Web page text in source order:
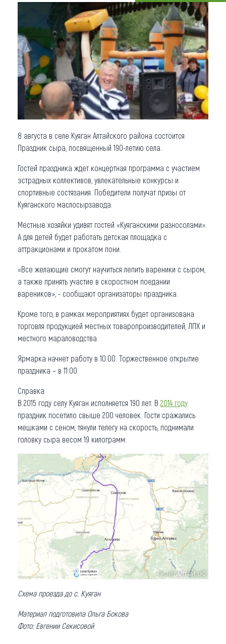
Что привезти (сувениры)
О регионе
Коллекция впечатлений
Другие рубрики
8 августа в селе Куяган Алтайского района состоится
Праздник сыра, посвященный 190-летию села.
Гостей праздника ждет концертная программа с участием
эстрадных коллективов, увлекательные конкурсы и
спортивные состязания. Победители получат призы от
Куяганского маслосырзавода.
Местные хозяйки удивят гостей «Куяганскими разносолами».
А для детей будет работать детская площадка с
аттракционами и прокатом пони.
«Все желающие смогут научиться лепить вареники с сыром,
а также принять участие в скоростном поедании
вареников», - сообщают организаторы праздника.
Кроме того, в рамках мероприятиях будет организована
торговля продукцией местных товаропроизводителей, ЛПХ и
местного мараловодства.
Ярмарка начнет работу в 10:00. Торжественное открытие
праздника – в 11:00.
Справка
В 2015 году селу Куяган исполняется 190 лет. В 2014 году
праздник посетило свыше 200 человек. Гости сражались
мешками с сеном, тянули телегу на скорость, поднимали
головку сыра весом 19 килограмм.
Схема проезда до с. Куяган
Материал подготовила Ольга Бокова
Фото: Евгении Секисовой